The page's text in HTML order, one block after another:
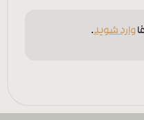
وارد شوید.